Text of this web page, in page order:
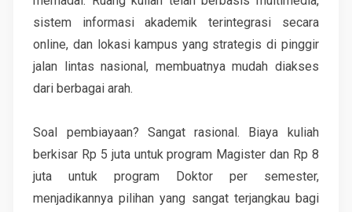
sistem informasi akademik terintegrasi secara
online, dan lokasi kampus yang strategis di pinggir
jalan lintas nasional, membuatnya mudah diakses
dari berbagai arah.
Soal pembiayaan? Sangat rasional. Biaya kuliah
berkisar Rp 5 juta untuk program Magister dan Rp 8
juta untuk program Doktor per semester,
menjadikannya pilihan yang sangat terjangkau bagi